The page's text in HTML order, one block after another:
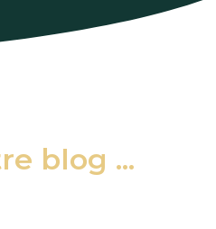
blog ...